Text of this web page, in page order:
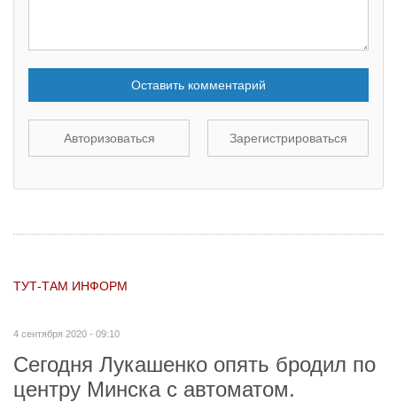
Оставить комментарий
Авторизоваться Зарегистрироваться
ТУТ-ТАМ ИНФОРМ
4 сентября 2020 - 09:10
Сегодня Лукашенко опять бродил по
центру Минска с автоматом.